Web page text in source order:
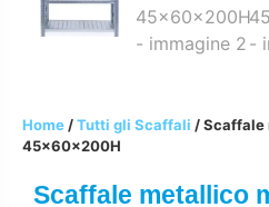
Home /Tutti gli Scaffali / Scaffale
45x60x200H
Scaffale metallico